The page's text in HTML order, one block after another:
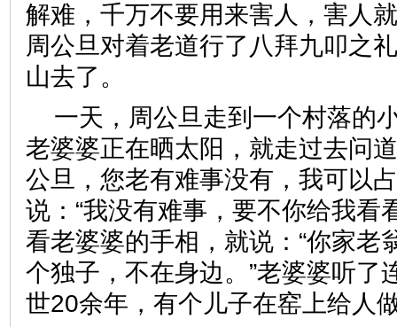
解难，千万不要用来害人，害人
周公旦对着老道行了八拜九叩之
山去了。
一天，周公旦走到一个村落的
老婆婆正在晒太阳，就走过去问
公旦，您老有难事没有，我可以
说：“我没有难事，要不你给我看
看老婆婆的手相，就说：“你家老
个独子，不在身边。”老婆婆听了
世20余年，有个儿子在窑上给人